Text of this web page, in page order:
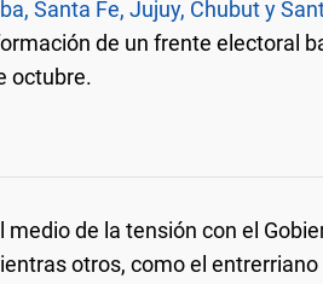
Santa Fe, Jujuy, Chubut y
de un frente electoral
octubre.
medio de la tensión con el
otros, como el entrerriano